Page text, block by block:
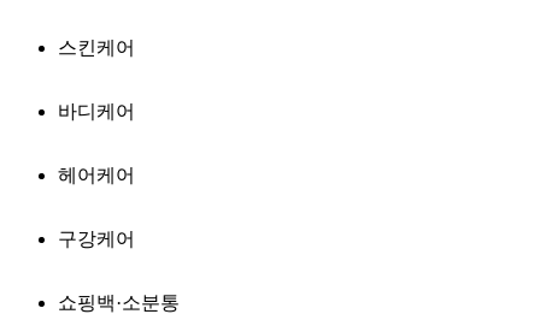
스킨케어
바디케어
헤어케어
구강케어
쇼핑백·소분통